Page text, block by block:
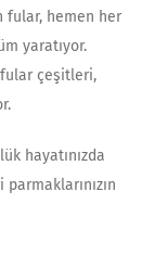
fular, hemen her
yaratıyor.
fular çeşitleri,
hayatınızda